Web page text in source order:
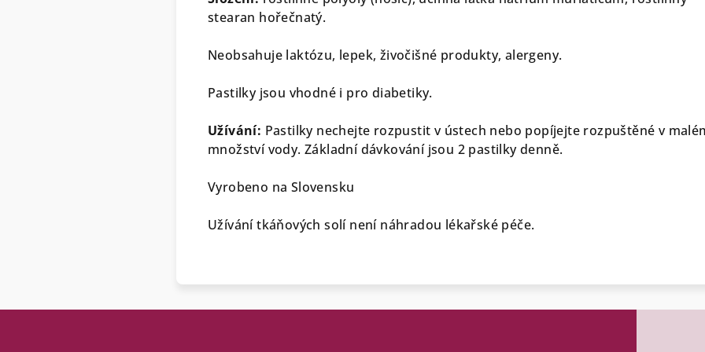
stearan hořečnatý.
Neobsahuje laktózu, lepek, živočišné produkty, alergeny.
Pastilky jsou vhodné i pro diabetiky.
Užívání: Pastilky nechejte rozpustit v ústech nebo popíjejte rozpuštěné v
množství vody. Základní dávkování jsou 2 pastilky denně.
Vyrobeno na Slovensku
Užívání tkáňových solí není náhradou lékařské péče.